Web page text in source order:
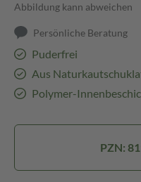
Abbildung kann abweichen
Persönliche Beratung
Puderfrei
Aus
Polymer-
PZN: